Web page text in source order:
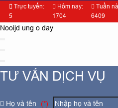
Trực tuyến:
5
Hôm nay:
1704
Tuần
6409
Nooijd ung o day
TƯ VẤN DỊCH VỤ
Họ và tên
(*)